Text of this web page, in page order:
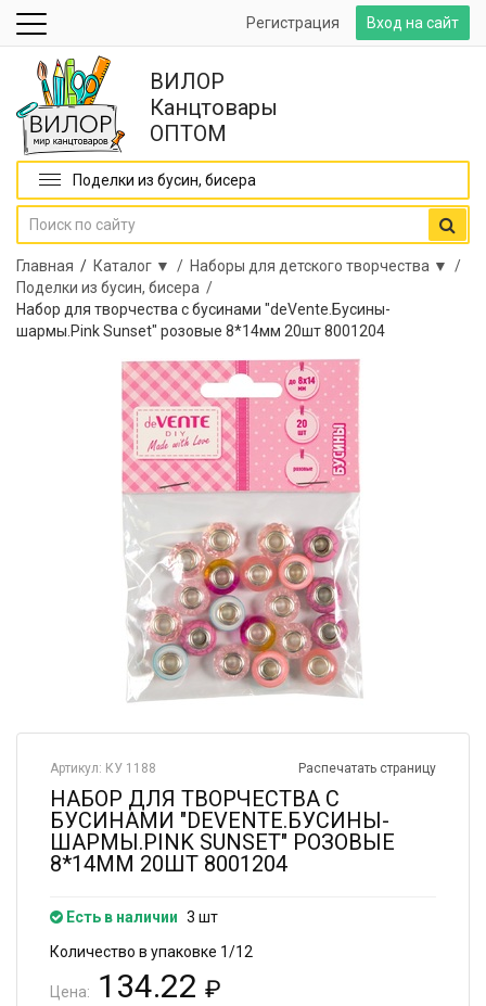
Вход на сайт
Регистрация
ВИЛОР
Канцтовары
ОПТОМ
Поделки из бусин, бисера
Главная / Каталог ▼ / Наборы для детского творчества ▼ /
Поделки из бусин, бисера /
Набор для творчества с бусинами "deVente.Бусины-
шармы.Pink Sunset" розовые 8*14мм 20шт 8001204
Распечатать страницу
Артикул: КУ 1188
НАБОР ДЛЯ ТВОРЧЕСТВА С
БУСИНАМИ "DEVENTE.БУСИНЫ-
ШАРМЫ.PINK SUNSET" РОЗОВЫЕ
8*14ММ 20ШТ 8001204
Есть в наличии 3 шт
Количество в упаковке 1/12
Цена: 134.22 ₽